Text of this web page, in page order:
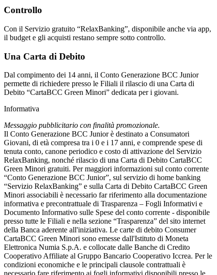
Controllo
Con il Servizio gratuito “RelaxBanking”, disponibile anche via app,
il budget e gli acquisti restano sempre sotto controllo.
Una Carta di Debito
Dal compimento dei 14 anni, il Conto Generazione BCC Junior
permette di richiedere presso le Filiali il rilascio di una Carta di
Debito “CartaBCC Green Minori” dedicata per i giovani.
Informativa
Messaggio pubblicitario con finalità promozionale.
Il Conto Generazione BCC Junior è destinato a Consumatori
Giovani, di età compresa tra i 0 e i 17 anni, e comprende spese di
tenuta conto, canone periodico e costo di attivazione del Servizio
RelaxBanking, nonché rilascio di una Carta di Debito CartaBCC
Green Minori gratuiti. Per maggiori informazioni sul conto corrente
“Conto Generazione BCC Junior”, sul servizio di home banking
“Servizio RelaxBanking” e sulla Carta di Debito CartaBCC Green
Minori associabili è necessario far riferimento alla documentazione
informativa e precontrattuale di Trasparenza – Fogli Informativi e
Documento Informativo sulle Spese del conto corrente - disponibile
presso tutte le Filiali e nella sezione “Trasparenza” del sito internet
della Banca aderente all'iniziativa. Le carte di debito Consumer
CartaBCC Green Minori sono emesse dall'Istituto di Moneta
Elettronica Numia S.p.A. e collocate dalle Banche di Credito
Cooperativo Affiliate al Gruppo Bancario Cooperativo Iccrea. Per le
condizioni economiche e le principali clausole contrattuali è
necessario fare riferimento ai fogli informativi disponibili presso le